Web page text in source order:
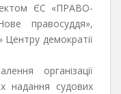
ЄС «ПРАВО-
правосуддя»,
Центру демократії
організації
надання судових